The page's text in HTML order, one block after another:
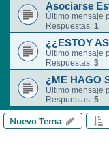
Asociarse
Último mensaje
Respuestas: 1
¿¿ESTOY
Último mensaje
Respuestas: 3
¿ME HAGO
Último mensaje
Respuestas: 5
Nuevo Tema